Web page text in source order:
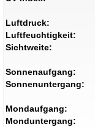
Luftdruck:
Luftfeuchtigkeit:
Sichtweite:
Sonnenaufgang:
Sonnenuntergang:
Mondaufgang:
Monduntergang: